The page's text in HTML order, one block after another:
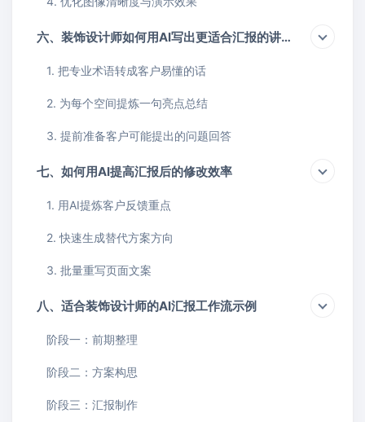
六、装饰设计师如何用AI写出更适合汇报的讲解话术
1. 把专业术语转成客户易懂的话
2. 为每个空间提炼一句亮点总结
3. 提前准备客户可能提出的问题回答
七、如何用AI提高汇报后的修改效率
1. 用AI提炼客户反馈重点
2. 快速生成替代方案方向
3. 批量重写页面文案
八、适合装饰设计师的AI汇报工作流示例
阶段一：前期整理
阶段二：方案构思
阶段三：汇报制作